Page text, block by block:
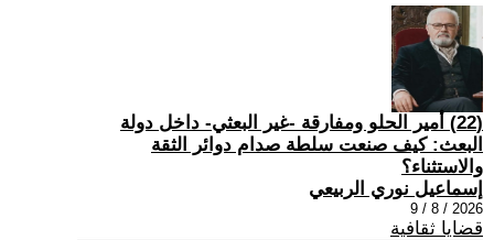
(22) أمير الحلو ومفارقة -غير البعثي- داخل دولة
البعث: كيف صنعت سلطة صدام دوائر الثقة
والاستثناء؟
إسماعيل نوري الربيعي
2026 / 8 / 9
قضايا ثقافية